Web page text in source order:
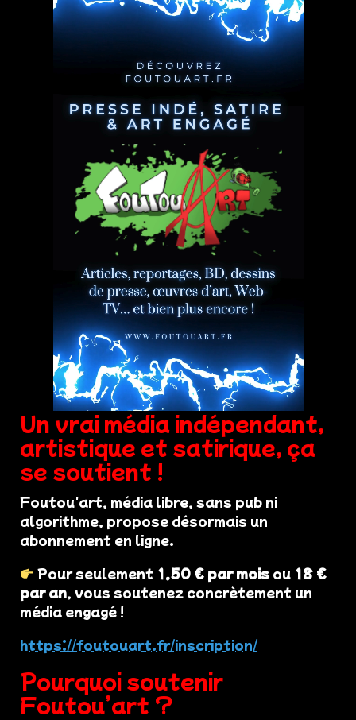
Un vrai média indépendant,
artistique et satirique, ça
se soutient !
Foutou'art, média libre, sans pub ni
algorithme, propose désormais un
abonnement en ligne.
Pour seulement 1,50 € par mois ou 18 €
par an, vous soutenez concrètement un
média engagé !
https://foutouart.fr/inscription/
Pourquoi soutenir
Foutou’art ?